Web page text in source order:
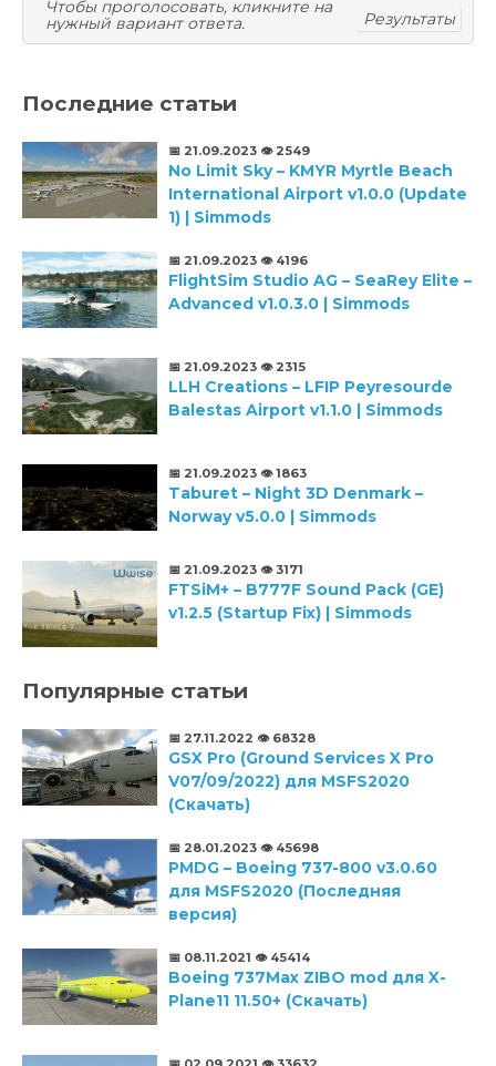
Чтобы проголосовать, кликните на
нужный вариант ответа.
Результаты
Последние статьи
📅 21.09.2023 👁️ 2549
No Limit Sky – KMYR Myrtle Beach
International Airport v1.0.0 (Update
1) | Simmods
📅 21.09.2023 👁️ 4196
FlightSim Studio AG – SeaRey Elite –
Advanced v1.0.3.0 | Simmods
📅 21.09.2023 👁️ 2315
LLH Creations – LFIP Peyresourde
Balestas Airport v1.1.0 | Simmods
📅 21.09.2023 👁️ 1863
Taburet – Night 3D Denmark –
Norway v5.0.0 | Simmods
📅 21.09.2023 👁️ 3171
FTSiM+ – B777F Sound Pack (GE)
v1.2.5 (Startup Fix) | Simmods
Популярные статьи
📅 27.11.2022 👁️ 68328
GSX Pro (Ground Services X Pro
V07/09/2022) для MSFS2020
(Скачать)
📅 28.01.2023 👁️ 45698
PMDG – Boeing 737-800 v3.0.60
для MSFS2020 (Последняя
версия)
📅 08.11.2021 👁️ 45414
Boeing 737Max ZIBO mod для X-
Plane11 11.50+ (Скачать)